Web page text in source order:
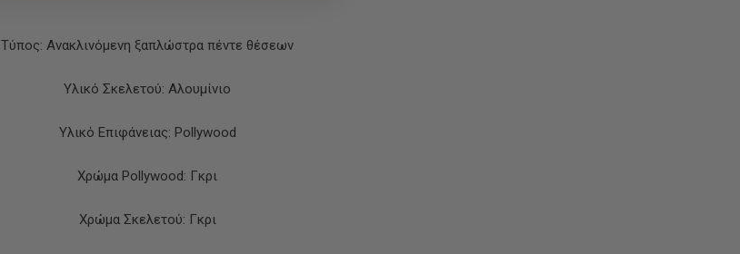
Τύπος: Ανακλινόμενη ξαπλώστρα πέντε θέσεων
Υλικό Σκελετού: Αλουμίνιο
Υλικό Επιφάνειας: Pollywood
Χρώμα Pollywood: Γκρι
Χρώμα Σκελετού: Γκρι